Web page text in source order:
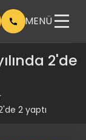
MENÜ
2'de
2 yaptı